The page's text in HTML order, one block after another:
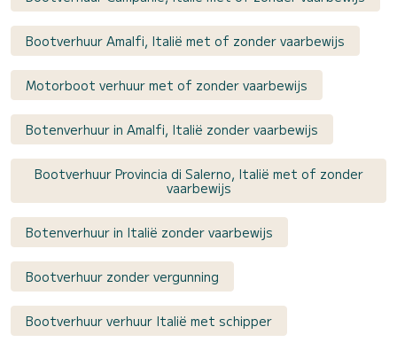
Bootverhuur Amalfi, Italië met of zonder vaarbewijs
Motorboot verhuur met of zonder vaarbewijs
Botenverhuur in Amalfi, Italië zonder vaarbewijs
Bootverhuur Provincia di Salerno, Italië met of zonder
vaarbewijs
Botenverhuur in Italië zonder vaarbewijs
Bootverhuur zonder vergunning
Bootverhuur verhuur Italië met schipper